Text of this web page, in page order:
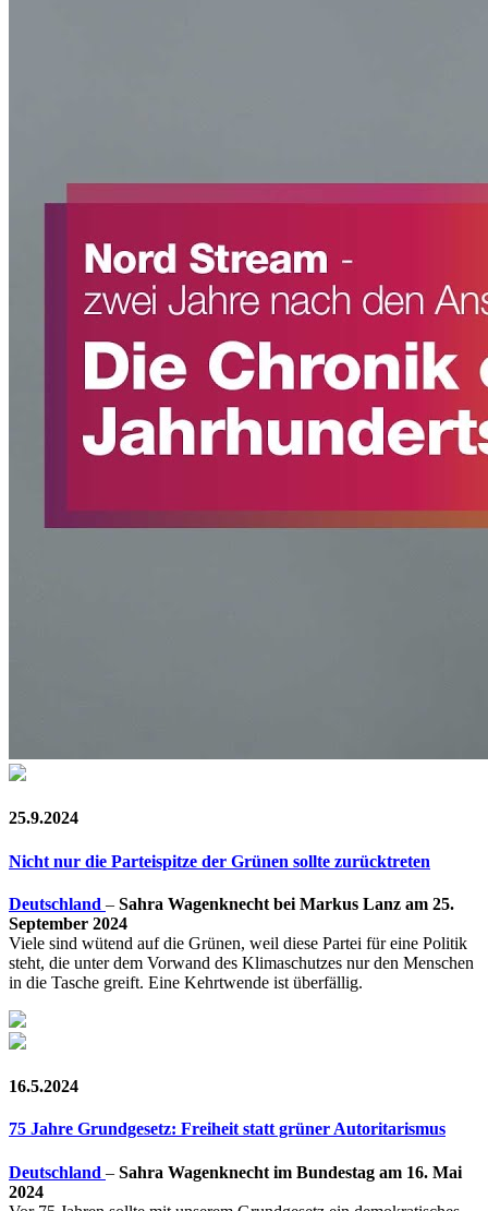
25.9.2024
Nicht nur die Parteispitze der Grünen sollte zurücktreten
Deutschland – Sahra Wagenknecht bei Markus Lanz am 25.
September 2024
Viele sind wütend auf die Grünen, weil diese Partei für eine Politik
steht, die unter dem Vorwand des Klimaschutzes nur den Menschen
in die Tasche greift. Eine Kehrtwende ist überfällig.
16.5.2024
75 Jahre Grundgesetz: Freiheit statt grüner Autoritarismus
Deutschland – Sahra Wagenknecht im Bundestag am 16. Mai
2024